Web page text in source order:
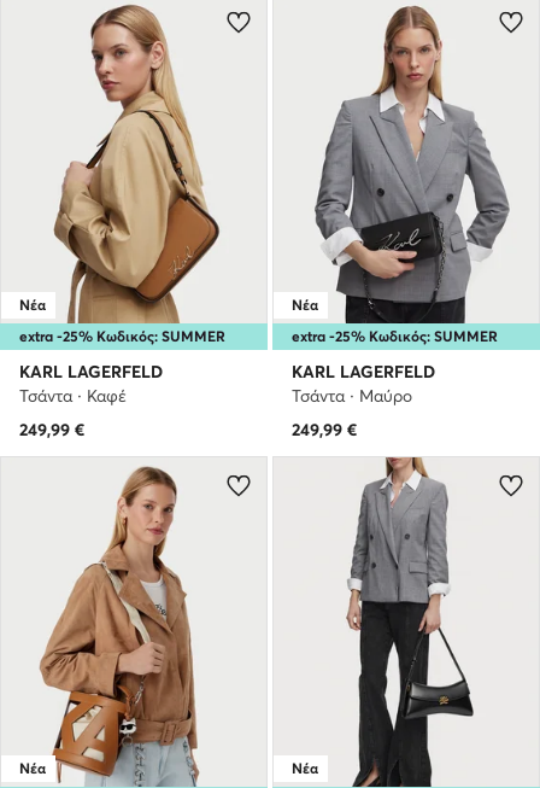
extra -25% Κωδικός: SUMMER
Νέα
KARL LAGERFELD
Τσάντα · Καφέ
249,99 €
extra -25% Κωδικός: SUMMER
Νέα
KARL LAGERFELD
Τσάντα · Μαύρο
249,99 €
Νέα Νέα